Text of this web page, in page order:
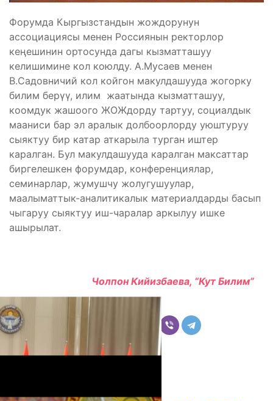
Форумда Кыргызстандын жождорунун
ассоциациясы менен Россиянын ректорлор
кеңешинин ортосунда дагы кызматташуу
келишимине кол коюлду. А.Мусаев менен
В.Садовничий кол койгон макулдашууда жогорку
билим берүү, илим жаатында кызматташуу,
коомдук жашоого ЖОЖдорду тартуу, социалдык
мааниси бар эл аралык долбоорлорду уюштуруу
сыяктуу бир катар аткарыла турган иштер
каралган. Бул макулдашууда каралган максаттар
биргелешкен форумдар, конференциялар,
семинарлар, жумушчу жолугушуулар,
маалыматтык-аналитикалык материалдарды басып
чыгаруу сыяктуу иш-чаралар аркылуу ишке
ашырылат.
Чолпон Кийизбаева, “Кут Билим”
Комментарийлер